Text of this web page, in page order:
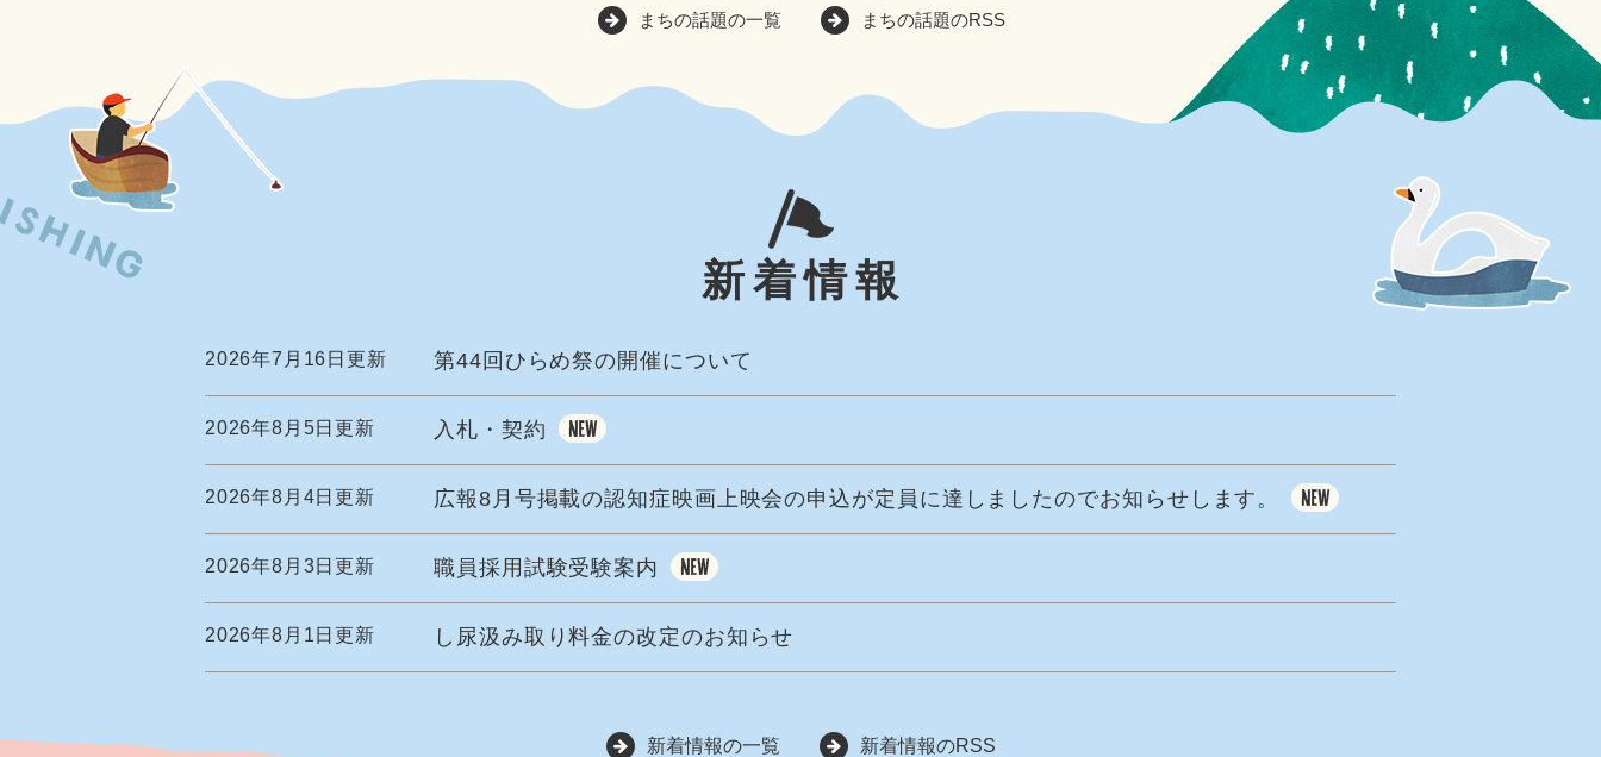
まちの話題の一覧 まちの話題のRSS
新着情報
2026年7月16日更新 第44回ひらめ祭の開催について
2026年8月5日更新 入札・契約
2026年8月4日更新 広報8月号掲載の認知症映画上映会の申込が定員に達しましたのでお知らせします。
2026年8月3日更新 職員採用試験受験案内
2026年8月1日更新 し尿汲み取り料金の改定のお知らせ
新着情報の一覧 新着情報のRSS